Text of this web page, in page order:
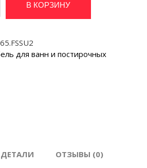
В КОРЗИНУ
для ванн и постирочных
ДЕТАЛИ ОТЗЫВЫ (0)